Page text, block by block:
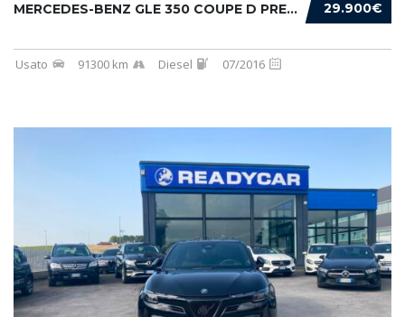
29.900€
MERCEDES-BENZ GLE 350 COUPE D PREMIUM 4MATIC...
Usato 91300 km Diesel 07/2016